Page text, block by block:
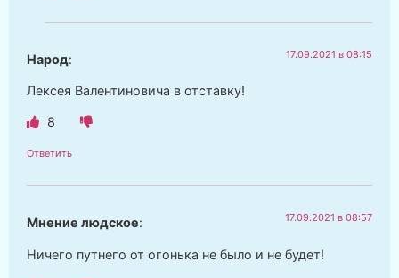
Народ: 17.09.2021 в 08:15
Лексея Валентиновича в отставку!
8
Ответить
Мнение людское: 17.09.2021 в 08:57
Ничего путнего от огонька не было и не будет!